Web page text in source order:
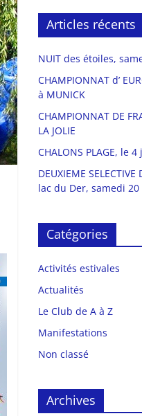
Articles récents
NUIT des étoiles,
CHAMPIONNAT d’
à MUNICK
CHAMPIONNAT DE
LA JOLIE
CHALONS PLAGE, le
DEUXIEME
lac du Der, samedi
Catégories
Activités estivales
Actualités
Le Club de A à Z
Manifestations
Non classé
Archives